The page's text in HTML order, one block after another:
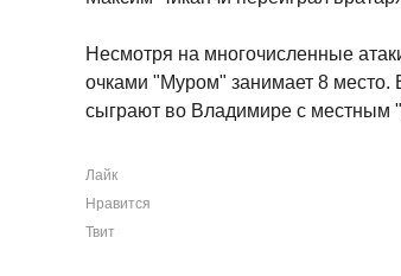
Несмотря на многочисленные
очками "Муром" занимает 8
сыграют во Владимире с местным
Лайк
Нравится
Твит